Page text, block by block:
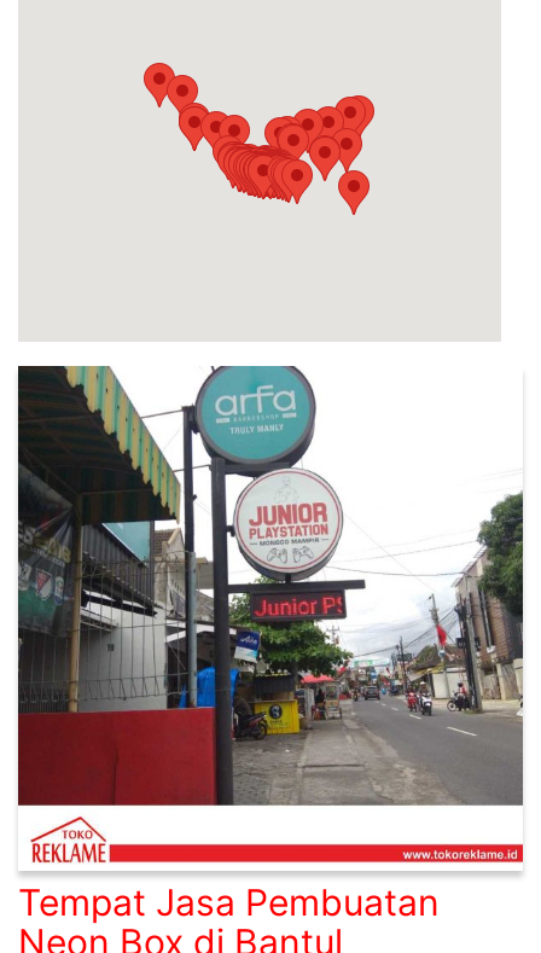
Tempat Jasa Pembuatan
Neon Box di Bantul